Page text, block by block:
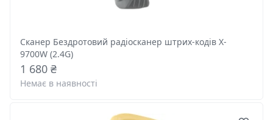
Сканер Бездротовий радіосканер штрих-кодів X-
9700W (2.4G)
1 680 ₴
Немає в наявності